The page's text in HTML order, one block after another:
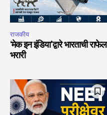
राजकीय
‘मेक इन इंडिया’द्वारे भारताची राफेल
भरारी